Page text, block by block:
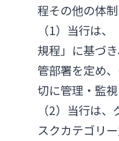
程その他の体制
（1）当行は
規程」に基づ
管部署を定め
切に管理・監視
（2）当行は
スクカテゴリ